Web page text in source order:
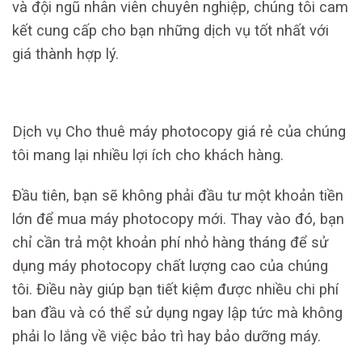
và đội ngũ nhân viên chuyên nghiệp, chúng tôi cam
kết cung cấp cho bạn những dịch vụ tốt nhất với
giá thành hợp lý.
Dịch vụ Cho thuê máy photocopy giá rẻ của chúng
tôi mang lại nhiều lợi ích cho khách hàng.
Đầu tiên, bạn sẽ không phải đầu tư một khoản tiền
lớn để mua máy photocopy mới. Thay vào đó, bạn
chỉ cần trả một khoản phí nhỏ hàng tháng để sử
dụng máy photocopy chất lượng cao của chúng
tôi. Điều này giúp bạn tiết kiệm được nhiều chi phí
ban đầu và có thể sử dụng ngay lập tức mà không
phải lo lắng về việc bảo trì hay bảo dưỡng máy.